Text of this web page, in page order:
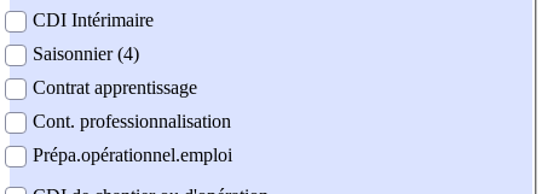
CDI Intérimaire
Saisonnier (4)
Contrat apprentissage
Cont. professionnalisation
Prépa.opérationnel.emploi